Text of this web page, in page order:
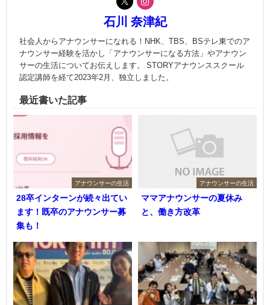
石川 奈津紀
社会人からアナウンサーになれる！NHK、TBS、BSテレ東でのア
ナウンサー経験を活かし「アナウンサーになる方法」やアナウン
サーの生活についてお伝えします。 STORYアナウンススクール
認定講師を経て2023年2月、独立しました。
最近書いた記事
アナウンサーの生活
28卒インターンが続々出てい
ます！既卒のアナウンサー募
集も！
アナウンサーの生活
ママアナウンサーの夏休み
と、働き方改革